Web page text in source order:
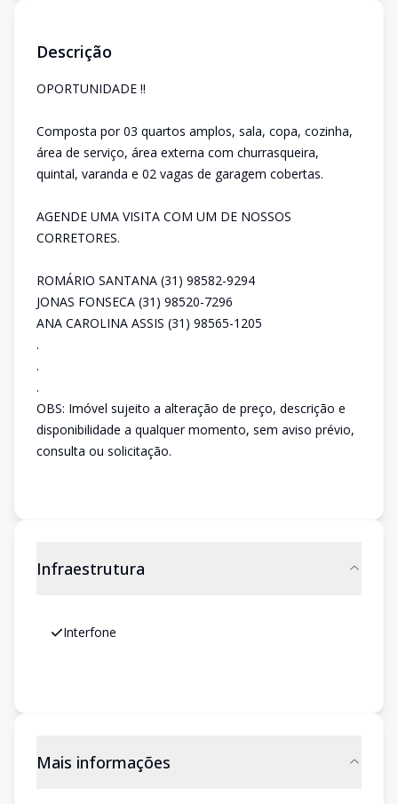
Descrição
OPORTUNIDADE !!
Composta por 03 quartos amplos, sala, copa, cozinha,
área de serviço, área externa com churrasqueira,
quintal, varanda e 02 vagas de garagem cobertas.
AGENDE UMA VISITA COM UM DE NOSSOS
CORRETORES.
ROMÁRIO SANTANA (31) 98582-9294
JONAS FONSECA (31) 98520-7296
ANA CAROLINA ASSIS (31) 98565-1205
.
.
.
OBS: Imóvel sujeito a alteração de preço, descrição e
disponibilidade a qualquer momento, sem aviso prévio,
consulta ou solicitação.
Infraestrutura
Interfone
Mais informações